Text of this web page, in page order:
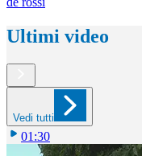
Ultimi video
Vedi tutti
01:30